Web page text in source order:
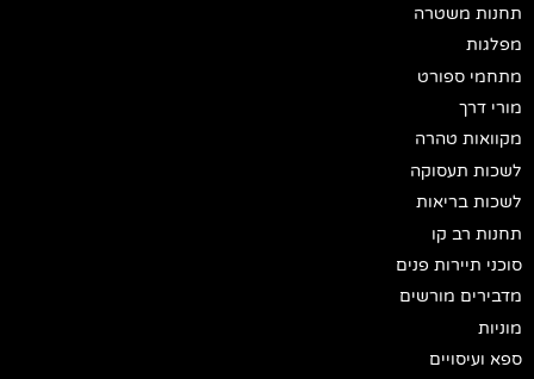
תחנות משטרה
מפלגות
מתחמי ספורט
מורי דרך
מקוואות טהרה
לשכות תעסוקה
לשכות בריאות
תחנות רב קו
סוכני תיירות פנים
מדבירים מורשים
מוניות
ספא ועיסויים